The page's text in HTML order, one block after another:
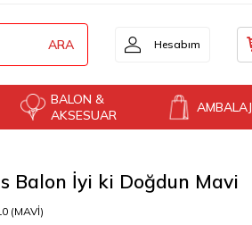
ARA Hesabım
BALON &
AKSESUAR
AMBALAJ
Balon İyi ki Doğdun Mavi
(MAVİ)